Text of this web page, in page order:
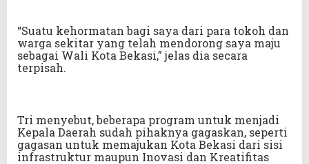
“Suatu kehormatan bagi saya dari para tokoh dan
warga sekitar yang telah mendorong saya maju
sebagai Wali Kota Bekasi,” jelas dia secara
terpisah.
Tri menyebut, beberapa program untuk menjadi
Kepala Daerah sudah pihaknya gagaskan, seperti
gagasan untuk memajukan Kota Bekasi dari sisi
infrastruktur maupun Inovasi dan Kreatifitas